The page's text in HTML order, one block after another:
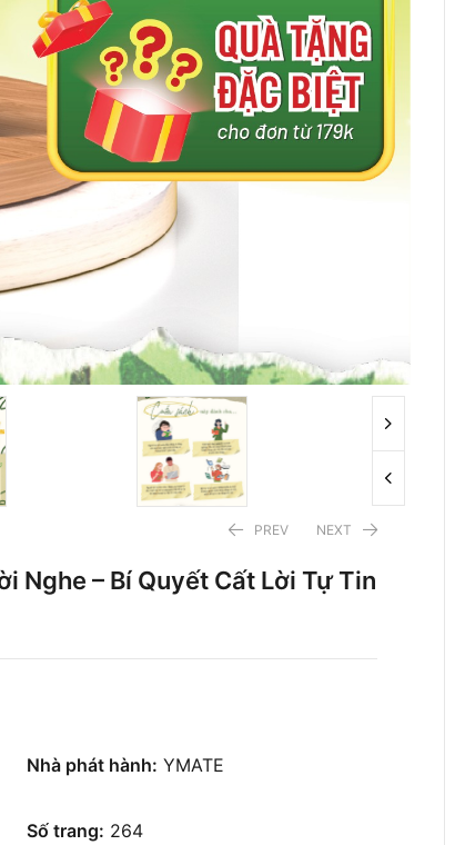
PREV NEXT
Nghe – Bí Quyết Cất Lời Tự Tin
Nhà phát hành: YMATE
Số trang: 264